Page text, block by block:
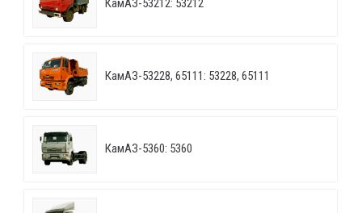
КамАЗ-53212: 53212
КамАЗ-53228, 65111: 53228, 65111
КамАЗ-5360: 5360